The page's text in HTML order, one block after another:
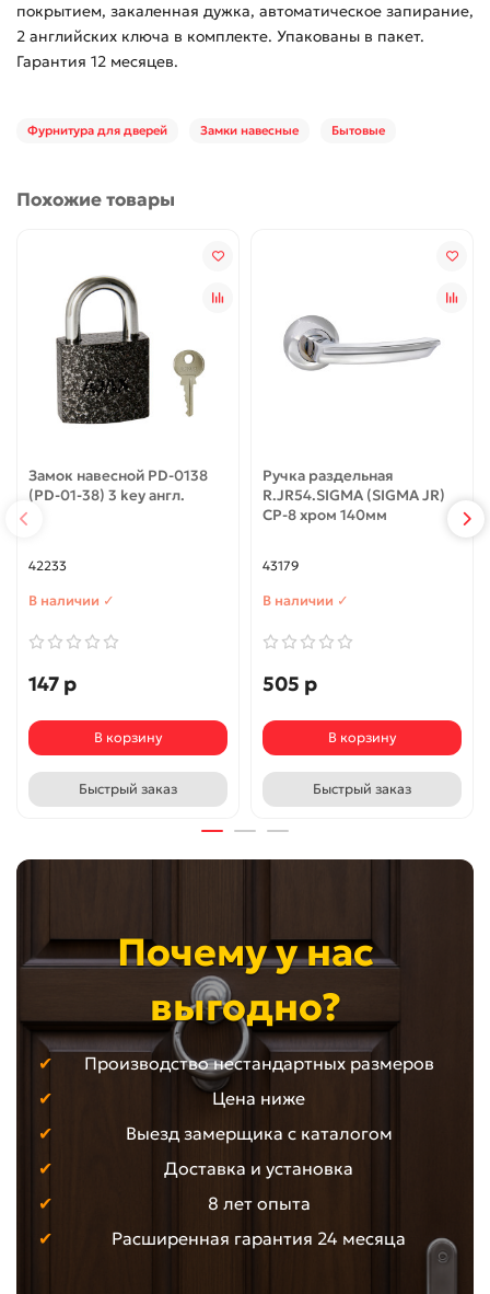
покрытием, закаленная дужка, автоматическое запирание,
2 английских ключа в комплекте. Упакованы в пакет.
Гарантия 12 месяцев.
Фурнитура для дверей Замки навесные Бытовые
Похожие товары
Замок навесной PD-0138
(PD-01-38) 3 key англ.
42233
В наличии ✓
147 р
В корзину
Быстрый заказ
Ручка раздельная
R.JR54.SIGMA (SIGMA JR)
CP-8 хром 140мм
43179
В наличии ✓
505 р
В корзину
Быстрый заказ
Почему у нас
выгодно?
Производство нестандартных размеров
Цена ниже
Выезд замерщика с каталогом
Доставка и установка
8 лет опыта
Расширенная гарантия 24 месяца